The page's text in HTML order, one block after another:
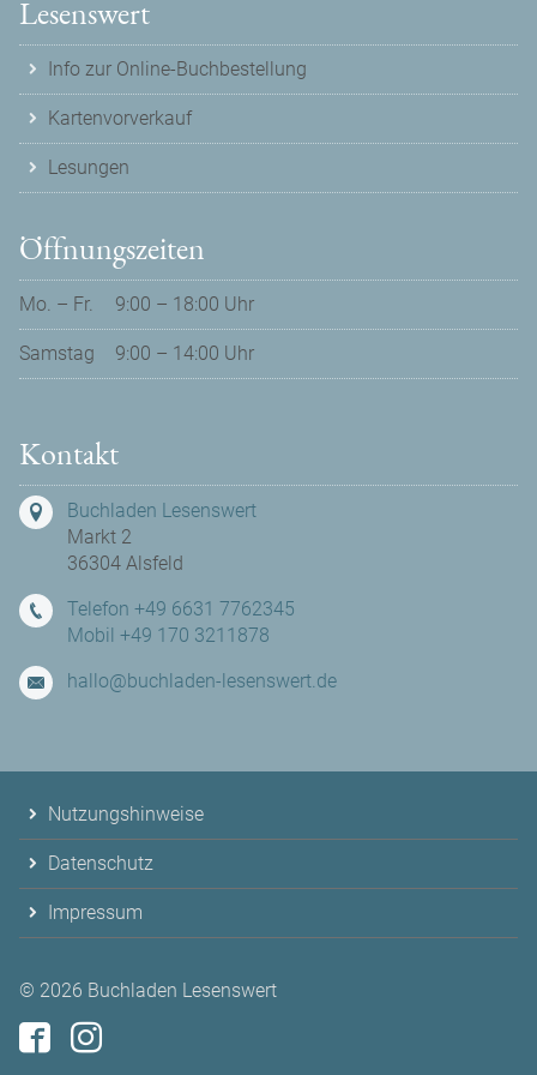
Lesenswert
Info zur Online-Buchbestellung
Kartenvorverkauf
Lesungen
Öffnungszeiten
Mo. – Fr. 9:00 – 18:00 Uhr
Samstag 9:00 – 14:00 Uhr
Kontakt
Buchladen Lesenswert
Markt 2
36304 Alsfeld
Telefon +49 6631 7762345
Mobil +49 170 3211878
hallo@buchladen-lesenswert.de
Nutzungshinweise
Datenschutz
Impressum
© 2026 Buchladen Lesenswert